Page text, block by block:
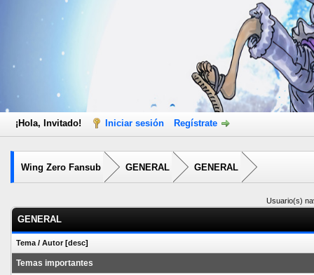
¡Hola, Invitado! Iniciar sesión Regístrate
Wing Zero Fansub GENERAL GENERAL
Usuario(s)
GENERAL
Tema / Autor [desc]
Temas importantes